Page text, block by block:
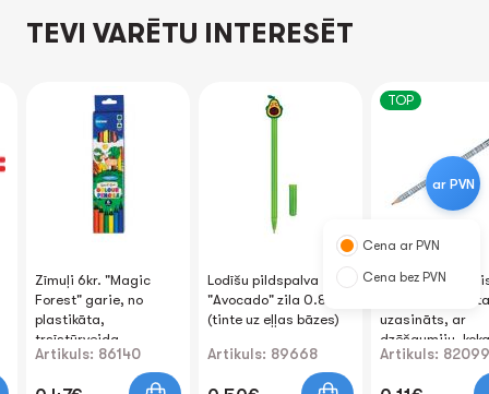
TEVI VARĒTU INTERESĒT
Zīmuļi 6kr. "Magic
Forest" garie, no
plastikāta,
trsīstūrveida
Artikuls: 86140
Lodīšu pildspalva
"Avocado" zila 0.8mm
(tinte uz eļļas bāzes)
Artikuls: 89668
TOP
Parastais
"Reizināšanas
uzasināts, ar
dzēšgumiju, koka
Artikuls: 82099
ar PVN
Cena ar PVN
Cena bez PVN